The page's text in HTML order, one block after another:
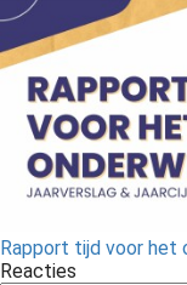
Rapport tijd voor het
Reacties